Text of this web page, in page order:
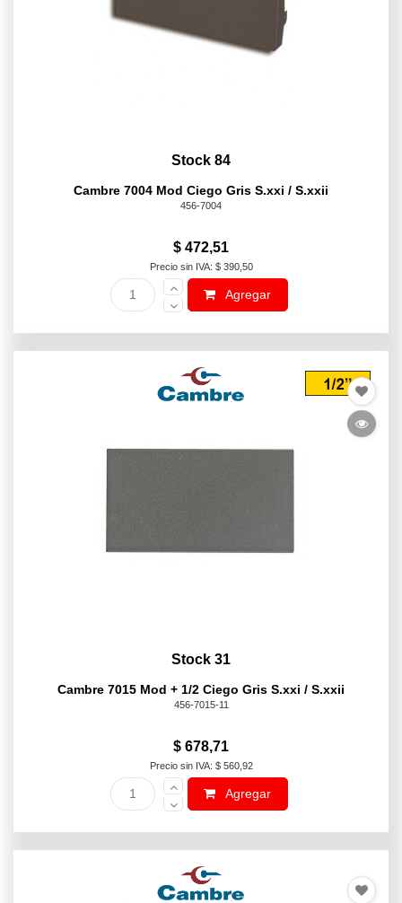
Stock 84
Cambre 7004 Mod Ciego Gris S.xxi / S.xxii
456-7004
$ 472,51
Precio sin IVA: $ 390,50
Agregar
Stock 31
Cambre 7015 Mod + 1/2 Ciego Gris S.xxi / S.xxii
456-7015-11
$ 678,71
Precio sin IVA: $ 560,92
Agregar